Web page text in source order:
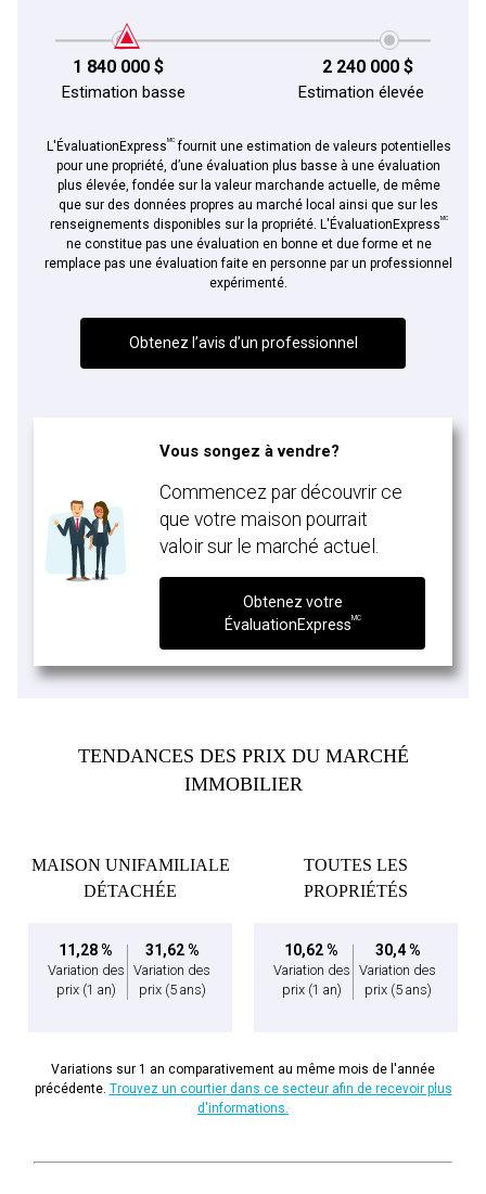
En cliquant sur le bouton « soumettre », vous consentez à nos conditions d'utilisation et
vous nous fournissez l'autorisation écrite de communiquer avec vous.
1 840 000 $ 2 240 000 $
Estimation basse Estimation élevée
L'ÉvaluationExpressMCfournit une estimation de valeurs potentielles
pour une propriété, d’une évaluation plus basse à une évaluation
plus élevée, fondée sur la valeur marchande actuelle, de même
que sur des données propres au marché local ainsi que sur les
renseignements disponibles sur la propriété. L'ÉvaluationExpressMC
ne constitue pas une évaluation en bonne et due forme et ne
remplace pas une évaluation faite en personne par un professionnel
expérimenté.
Obtenez l’avis d’un professionnel
Vous songez à vendre?
Commencez par découvrir ce
que votre maison pourrait
valoir sur le marché actuel.
Obtenez votre
ÉvaluationExpressMC
TENDANCES DES PRIX DU MARCHÉ
IMMOBILIER
MAISON UNIFAMILIALE
DÉTACHÉE
11,28 %
Variation des
prix (1 an)
31,62 %
Variation des
prix (5 ans)
TOUTES LES
PROPRIÉTÉS
10,62 %
Variation des
prix (1 an)
30,4 %
Variation des
prix (5 ans)
Variations sur 1 an comparativement au même mois de l'année
précédente. Trouvez un courtier dans ce secteur afin de recevoir plus
d'informations.